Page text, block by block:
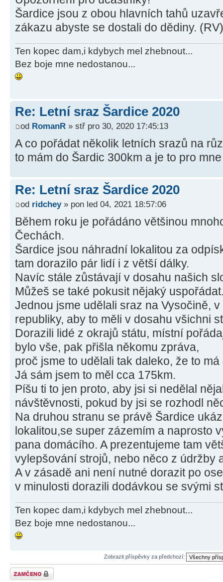
Šardice jsou z obou hlavních tahů
zákazu abyste se dostali do dědiny. (RV)
Ten kopec dam,i kdybych mel zhebnout...
Bez boje mne nedostanou...
Re: Letní sraz Šardice 2020
od RomanR » stř pro 30, 2020 17:45:13
A co pořádat několik letních srazů na
to mám do Šardic 300km a je to pro
Re: Letní sraz Šardice 2020
od ridchey» pon led 04, 2021 18:57:06
Během roku je pořádáno většinou
Čechách.
Šardice jsou náhradní lokalitou za
tam dorazilo pár lidí i z větší dálky.
Navíc stále zůstávají v dosahu našich
Můžeš se také pokusit nějaký
Jednou jsme udělali sraz na Vysočině,
republiky, aby to měli v dosahu všichni
Dorazili lidé z okrajů státu, místní
bylo vše, pak přišla někomu zpráva,
proč jsme to udělali tak daleko, že to
Já sám jsem to měl cca 175km.
Píšu ti to jen proto, aby jsi si nedělal
návštěvnosti, pokud by jsi se rozhodl
Na druhou stranu se právě Šardice
lokalitou,se super zázemím a naprosto
pana domácího. A prezentujeme tam
vylepšování strojů, nebo něco z údržby
A v zásadě ani není nutné dorazit po
v minulosti dorazili dodávkou se svými
Ten kopec dam,i kdybych mel zhebnout...
Bez boje mne nedostanou...
Zobrazit příspěvky za předchozí:
Téma uzamknuto